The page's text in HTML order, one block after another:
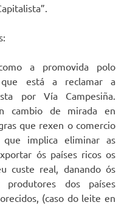
a promovida polo
que está a reclamar a
por Vía Campesiña.
cambio de mirada en
que rexen o comercio
que implica eliminar as
ós países ricos os
custe real, danando ós
dos países
(caso do leite en